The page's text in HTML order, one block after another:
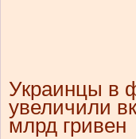
Украинцы в
увеличили
млрд гривен